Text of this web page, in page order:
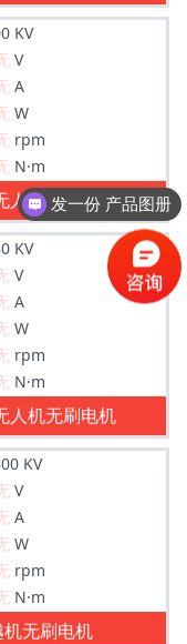
KV
V
A
W
rpm
N·m
人机无刷电机
KV
V
A
W
rpm
N·m
人机无刷电机
KV
V
A
W
rpm
N·m
机无刷电机
发一份 产品图册
交货周期多久